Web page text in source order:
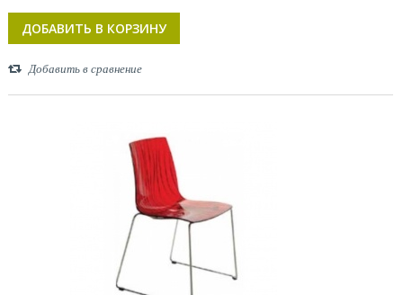
ДОБАВИТЬ В КОРЗИНУ
Добавить в сравнение